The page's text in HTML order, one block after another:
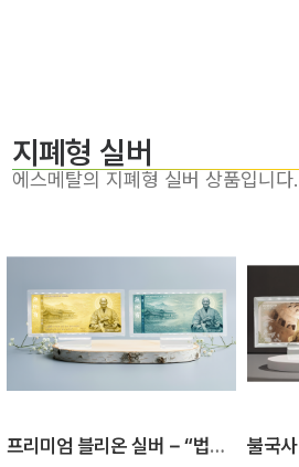
지폐형 실버
에스메탈의 지폐형 실버 상품입니다.
프리미엄 블리온 실버－“법정스님”、 순은 30g 은지폐